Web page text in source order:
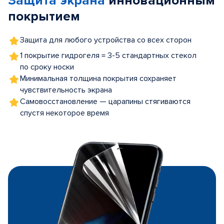
покрытием
Защита для любого устройства со всех сторон
1 покрытие гидрогеля = 3-5 стандартных стекол
по сроку носки
Минимальная толщина покрытия сохраняет
чувствительность экрана
Самовосстановление — царапины стягиваются
спустя некоторое время